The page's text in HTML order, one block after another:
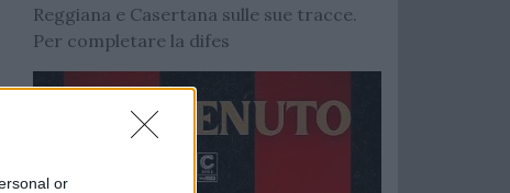
or
Reggiana e Casertana sulle sue tracce.
Per completare la difes